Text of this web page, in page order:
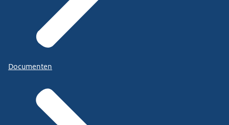
Documenten